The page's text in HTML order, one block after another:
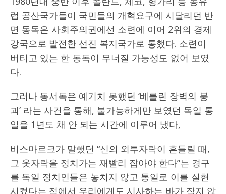
럽 공산국가들이 국민들의 개혁요구에 시달리던 반
면 동독은 사회주의권에선 소련에 이어 2위의 경제
강국으로 발전한 선진 복지국가로 통했다. 소련이
버티고 있는 한 동독이 무너질 가능성도 없어 보였
다.
그러나 동서독은 예기치 못했던 ‘베를린 장벽의 붕
괴’ 라는 사건을 통해, 불가능하게만 보였던 독일 통
일을 1년도 채 안 되는 시간에 이루어 냈다,
비스마르크가 말했던 “신의 외투자락이 흔들릴 때,
그 옷자락을 정치가는 재빨리 잡아야 한다”는 경구
를 독일 정치인들은 놓치지 않고 통일로 이를 실현
시켰다는 점에서 우리에게도 시사하는 바가 작지 않